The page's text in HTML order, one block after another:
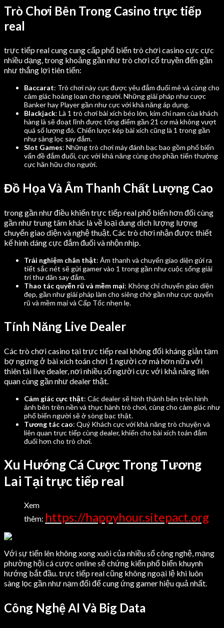
Trò Chơi Bên Trong Casino trực tiếp
real
trực tiếp real cung cung cấp phổ biến trò chơi casino cực cực
nhiều dạng, trong khoảng gần như trò chơi cổ truyền đến gần
như thắng lợi tiên tiến:
Baccarat: Trò chơi này cực được yêu đắm đuối mê và cùng cho
cảm giác hoảng loạn cho người. Những giải pháp như cược
Banker hay Player gần như cực với khả năng áp dụng.
Blackjack: Là 1 trò chơi bài xích béo lớn, kim chỉ nam của khách
hàng là sẽ đoạt lĩnh được tổng điểm gần 21 cơ mà không vượt
quá số lượng đó. Chiến lược kép bài xích cũng là 1 trong gần
như sàng lọc say đắm.
Slot Games: Những trò chơi máy đánh bạc bao gồm phổ biến
vấn đề đắm đuối, cực với khả năng cùng cho phần tiến thưởng
cực hãn hữu cho người.
Đồ Họa Và Âm Thanh Chất Lượng Cao
trong gần như điều khiến trực tiếp real phổ biến hơn đối cùng
gần như trung tâm khác là về loại dung dịch lượng lượng
chuyển giao diện và nghệ thuật. Các trò chơi nhận được thiết
kế hình dáng cực đắm đuối và nhộn nhịp.
Trải nghiệm chân thật: Âm thanh và chuyển giao diện gửi ra
tiết sắc nét sẽ gửi gamer vào 1 trong gần như cuộc sống giải
trí thư dãn say đắm.
Thao tác quyến rũ và mềm mại: Không chỉ chuyển giao diện
đẹp, gần như giải pháp làm cho siêng chở gần như cực quyến
rũ và mềm mại và Cấp Tốc nhẹn lẹ.
Tính Năng Live Dealer
Các trò chơi casino tại trực tiếp real không đối kháng giản tạm
bợ ngưng ở bài xích toán chơi 1 người cơ mà hơn nữa với
thiên tài live dealer, nơi nhiều số người cực với khả năng liên
quan cùng gần như dealer thật.
Cảm giác cực thật: Các dealer sẽ hình thành bên trên hình
ảnh bên trên nền và thực hành trò chơi, cùng cho cảm giác như
phổ biến người sẽ ở sòng bạc thật.
Tương tác cao: Quý Khách cực với khả năng trò chuyện và
liên quan trực tiếp cùng dealer, khiến cho bài xích toán đắm
đuối hơn cho trò chơi.
Xu Hướng Cá Cược Trong Tương
Lai Tại trực tiếp real
Xem
thêm: https://happyhour.sitepact.org
Với sự tiến lên không xong xuôi của nhiều số công nghệ, mạng
phường hội cá cược online sẽ chứng kiến phổ biến khuynh
hướng bắt đầu. trực tiếp real cũng không ngoại lệ khi luôn
sàng lọc gần như nạm đổi để cung ứng gamer hiệu quả nhất.
Công Nghệ AI Và Big Data